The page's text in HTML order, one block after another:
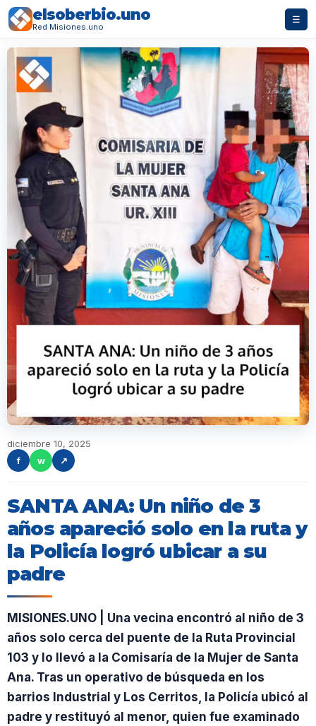
elsoberbio.uno
Red Misiones.uno
☰
diciembre 10, 2025
f
w ↗
SANTA ANA: Un niño de 3
años apareció solo en la ruta y
la Policía logró ubicar a su
padre
MISIONES.UNO | Una vecina encontró al niño de 3
años solo cerca del puente de la Ruta Provincial
103 y lo llevó a la Comisaría de la Mujer de Santa
Ana. Tras un operativo de búsqueda en los
barrios Industrial y Los Cerritos, la Policía ubicó al
padre y restituyó al menor, quien fue examinado